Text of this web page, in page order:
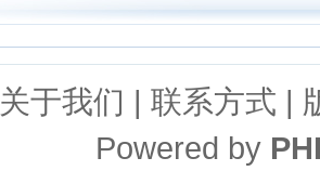
关于我们 | 联系方式 |
Powered by